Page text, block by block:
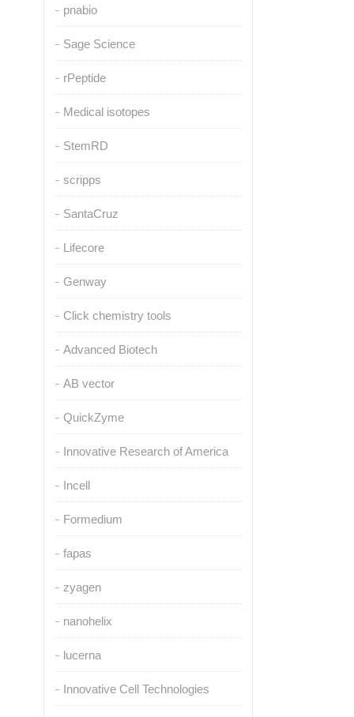
pnabio
Sage Science
rPeptide
Medical isotopes
StemRD
scripps
SantaCruz
Lifecore
Genway
Click chemistry tools
Advanced Biotech
AB vector
QuickZyme
Innovative Research of America
Incell
Formedium
fapas
zyagen
nanohelix
lucerna
Innovative Cell Technologies